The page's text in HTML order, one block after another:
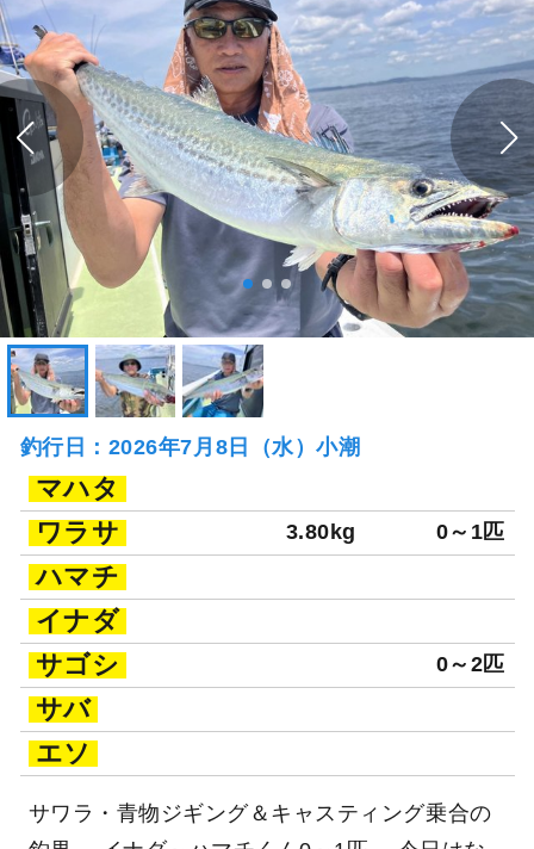
釣行日：2026年7月8日（水）小潮
マハタ
ワラサ
3.80kg 0～1匹
ハマチ
イナダ
サゴシ
0～2匹
サバ
エソ
サワラ・青物ジギング＆キャスティング乗合の